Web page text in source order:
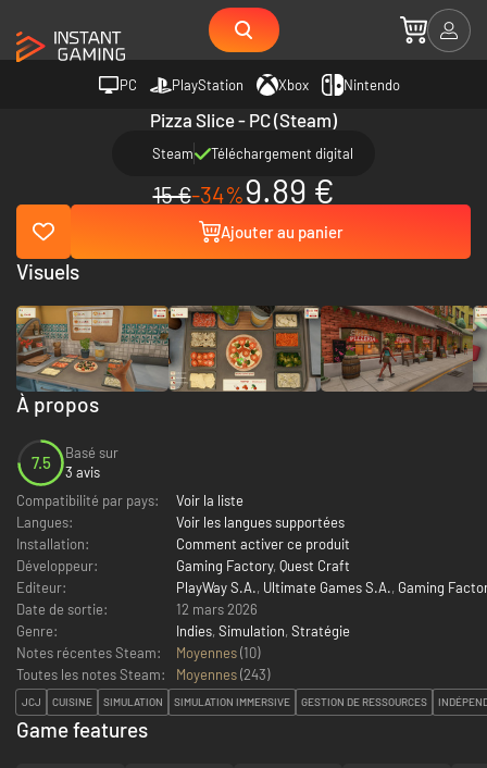
PC PlayStation Xbox Nintendo
Pizza Slice - PC (Steam)
Steam Téléchargement digital
15 €-34%9.89 €
Ajouter au panier
À propos
7.5
Basé sur
3 avis
Compatibilité par pays:
Voir la liste
Langues:
Voir les langues supportées
Installation:
Comment activer ce produit
Développeur:
Gaming Factory, Quest Craft
Editeur:
PlayWay S.A., Ultimate Games S.A., Gaming
Date de sortie:
12 mars 2026
Genre:
Indies, Simulation, Stratégie
Notes récentes Steam:
Moyennes(10)
Toutes les notes Steam:
Moyennes(243)
JCJ CUISINE SIMULATION SIMULATION IMMERSIVE GESTION DE RESSOURCES
Visuels
Game features